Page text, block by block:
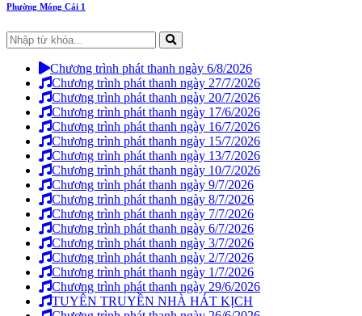
Phường Móng Cái 1
Chương trình phát thanh ngày 6/8/2026
Chương trình phát thanh ngày 27/7/2026
Chương trình phát thanh ngày 20/7/2026
Chương trình phát thanh ngày 17/6/2026
Chương trình phát thanh ngày 16/7/2026
Chương trình phát thanh ngày 15/7/2026
Chương trình phát thanh ngày 13/7/2026
Chương trình phát thanh ngày 10/7/2026
Chương trình phát thanh ngày 9/7/2026
Chương trình phát thanh ngày 8/7/2026
Chương trình phát thanh ngày 7/7/2026
Chương trình phát thanh ngày 6/7/2026
Chương trình phát thanh ngày 3/7/2026
Chương trình phát thanh ngày 2/7/2026
Chương trình phát thanh ngày 1/7/2026
Chương trình phát thanh ngày 29/6/2026
TUYÊN TRUYỀN NHÀ HÁT KỊCH